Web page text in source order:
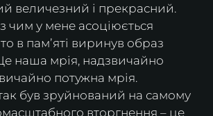
величезний і прекрасний.
чим у мене асоціюється
в памʼяті виринув образ
наша мрія, надзвичайно
потужна мрія.
був зруйнований на самому
вторгнення – це